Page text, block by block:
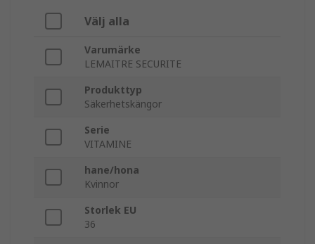
Välj alla
Varumärke
LEMAITRE SECURITE
Produkttyp
Säkerhetskängor
Serie
VITAMINE
hane/hona
Kvinnor
Storlek EU
36